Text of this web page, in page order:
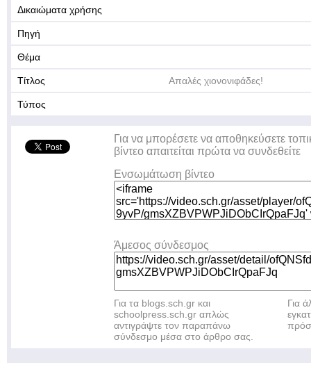
Δικαιώματα χρήσης
Πηγή
Θέμα
Τίτλος Απαλές χιονονιφάδες!
Τύπος
Για να μπορέσετε να αποθηκεύσετε
βίντεο απαιτείται πρώτα να συνδεθείτε
Ενσωμάτωση βίντεο
Άμεσος σύνδεσμος
Για τα blogs.sch.gr και
schoolpress.sch.gr απλώς
αντιγράψτε τον παραπάνω
σύνδεσμο μέσα στο άρθρο σας.
Για